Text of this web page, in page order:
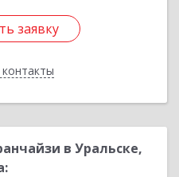
заявку
заявку
в Уральске,